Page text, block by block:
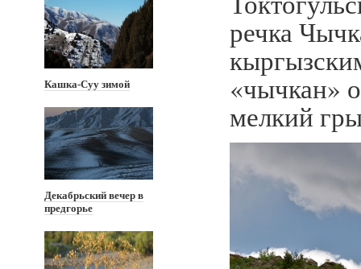
Кашка-Суу зимой
Декабрьский вечер в
предгорье
речка
«чычкан»
мелкий